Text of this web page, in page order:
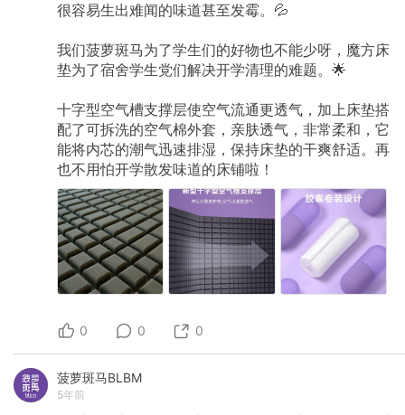
很容易生出难闻的味道甚至发霉。💦
我们菠萝斑马为了学生们的好物也不能少呀，魔方床
垫为了宿舍学生党们解决开学清理的难题。🌟
十字型空气槽支撑层使空气流通更透气，加上床垫搭
配了可拆洗的空气棉外套，亲肤透气，非常柔和，它
能将内芯的潮气迅速排湿，保持床垫的干爽舒适。再
也不用怕开学散发味道的床铺啦！
0 0 0
菠萝斑马BLBM
5年前